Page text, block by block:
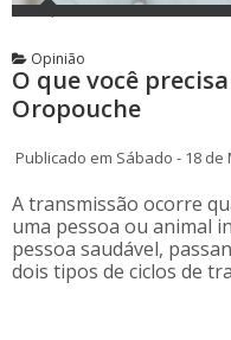
Opinião
O que você
Oropouche
Publicado em Sábado - 18 de
A transmissão ocorre
uma pessoa ou animal
pessoa saudável,
dois tipos de ciclos de